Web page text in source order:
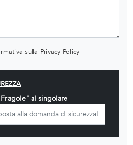
sulla Privacy Policy
al singolare